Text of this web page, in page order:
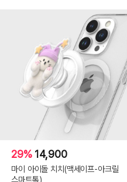
29% 14,900
마이 아이돌 치치(맥세이프-아크릴
스마트톡)